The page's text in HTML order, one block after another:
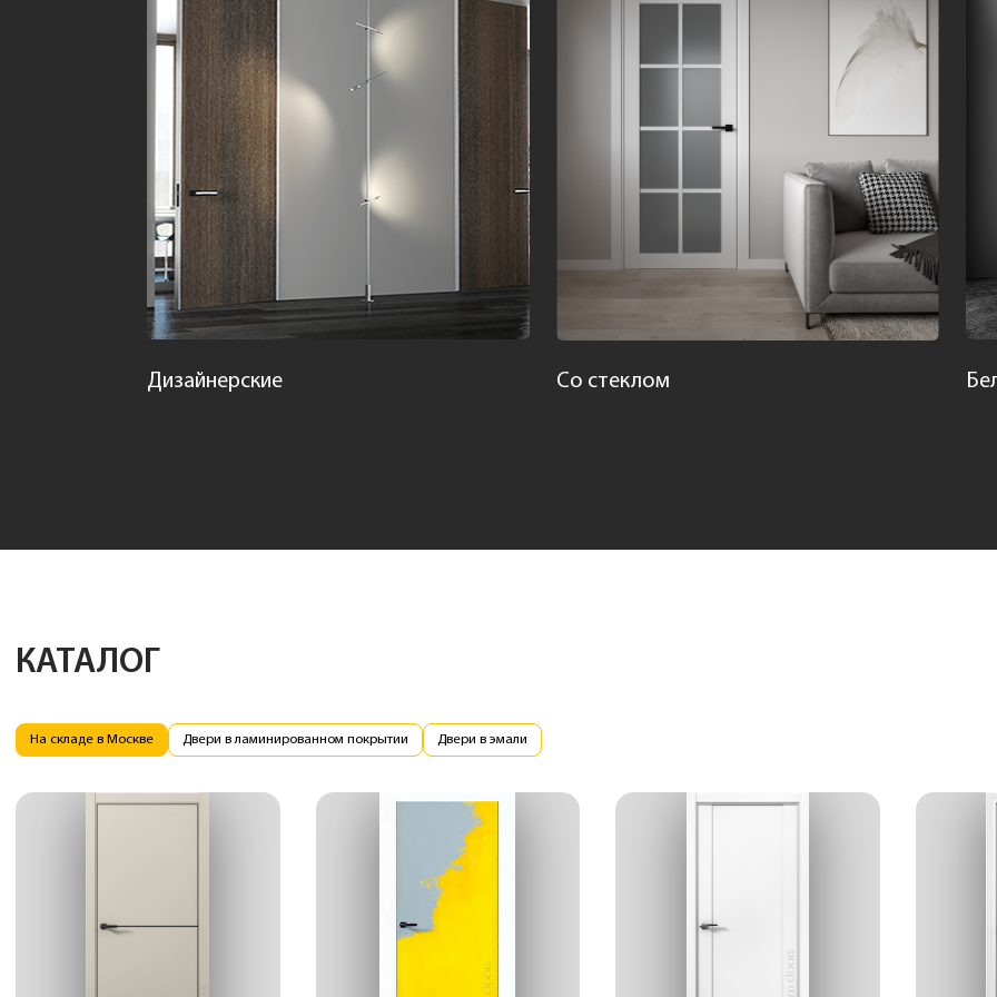
Дизайнерские Со стеклом
КАТАЛОГ
На складе в Москве Двери в ламинированном покрытии Двери в эмали